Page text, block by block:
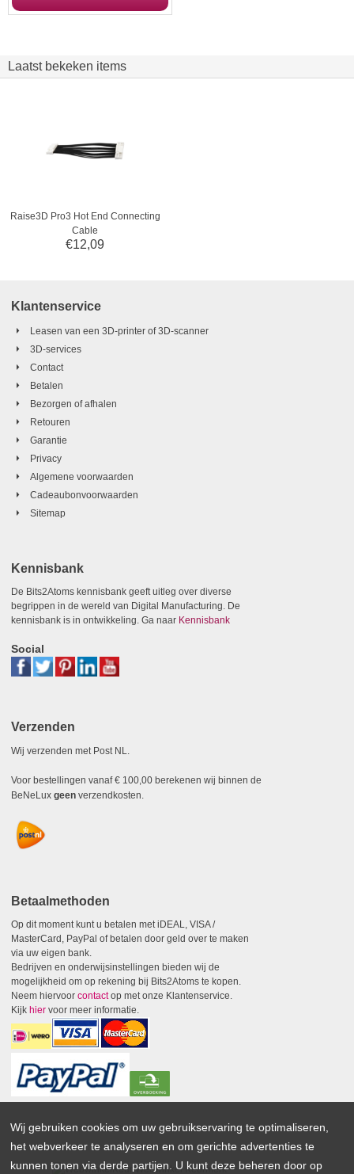
Laatst bekeken items
Raise3D Pro3 Hot End Connecting
Cable
€12,09
Klantenservice
Leasen van een 3D-printer of 3D-scanner
3D-services
Contact
Betalen
Bezorgen of afhalen
Retouren
Garantie
Privacy
Algemene voorwaarden
Cadeaubonvoorwaarden
Sitemap
Kennisbank
De Bits2Atoms kennisbank geeft uitleg over diverse
begrippen in de wereld van Digital Manufacturing. De
kennisbank is in ontwikkeling. Ga naar Kennisbank
Social
Verzenden
Wij verzenden met Post NL.
Voor bestellingen vanaf € 100,00 berekenen wij binnen de
BeNeLux geenverzendkosten.
Betaalmethoden
Op dit moment kunt u betalen met iDEAL, VISA /
MasterCard, PayPal of betalen door geld over te maken
via uw eigen bank.
Bedrijven en onderwijsinstellingen bieden wij de
mogelijkheid om op rekening bij Bits2Atoms te kopen.
Neem hiervoor contactop met onze Klantenservice.
Kijk hiervoor meer informatie.
Wij gebruiken cookies om uw gebruikservaring te optimaliseren,
het webverkeer te analyseren en om gerichte advertenties te
kunnen tonen via derde partijen. U kunt deze beheren door op